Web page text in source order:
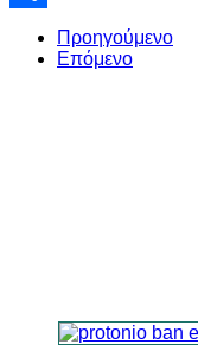
Share
Προηγούμενο
Επόμενο